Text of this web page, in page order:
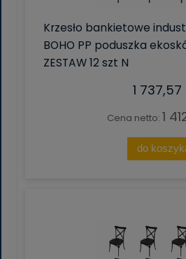
Krzesło bankietowe
BOHO PP poduszka
ZESTAW 12 szt N
1 737,57
Cena netto: 1
do